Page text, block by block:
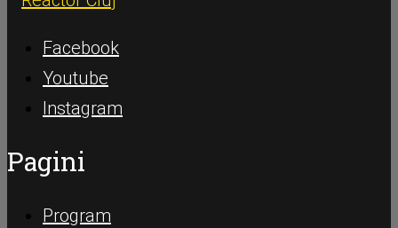
Facebook
Youtube
Instagram
Pagini
Program